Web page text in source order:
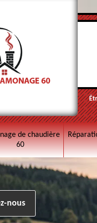
de chaudière
60
nous